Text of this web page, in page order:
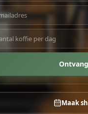
Maak